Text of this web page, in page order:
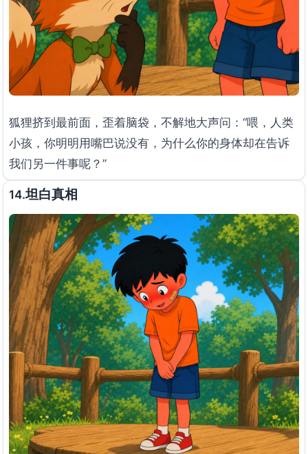
狐狸挤到最前面，歪着脑袋，不解地大声问：“喂，人类
小孩，你明明用嘴巴说没有，为什么你的身体却在告诉
我们另一件事呢？”
14.坦白真相